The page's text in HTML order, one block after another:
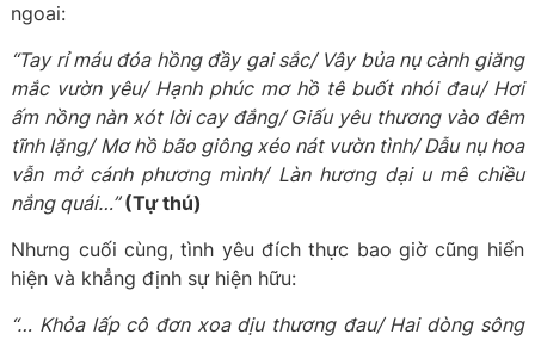
ngoai:
“Tay rỉ máu đóa hồng đầy gai sắc/ Vây bủa nụ cành giăng
mắc vườn yêu/ Hạnh phúc mơ hồ tê buốt nhói đau/ Hơi
ấm nồng nàn xót lời cay đắng/ Giấu yêu thương vào đêm
tĩnh lặng/ Mơ hồ bão giông xéo nát vườn tình/ Dẫu nụ hoa
vẫn mở cánh phương mình/ Làn hương dại u mê chiều
nắng quái…”(Tự thú)
Nhưng cuối cùng, tình yêu đích thực bao giờ cũng hiển
hiện và khẳng định sự hiện hữu:
“… Khỏa lấp cô đơn xoa dịu thương đau/ Hai dòng sông